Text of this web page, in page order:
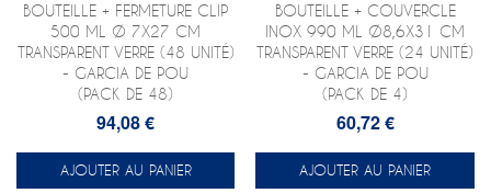
BOUTEILLE + FERMETURE CLIP
500 ML Ø 7X27 CM
TRANSPARENT VERRE (48 UNITÉ)
- GARCIA DE POU
(PACK DE 48)
94,08 €
AJOUTER AU PANIER
BOUTEILLE + COUVERCLE
INOX 990 ML Ø8,6X31 CM
TRANSPARENT VERRE (24 UNITÉ)
- GARCIA DE POU
(PACK DE 4)
60,72 €
AJOUTER AU PANIER